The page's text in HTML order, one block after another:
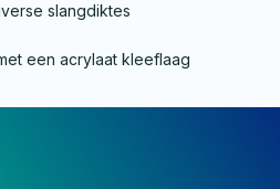
slangdiktes
een acrylaat kleeflaag